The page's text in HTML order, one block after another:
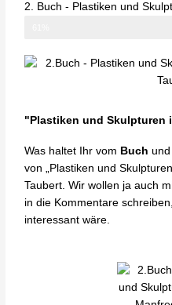
2. Buch - Plastiken und
"Plastiken und Skulpturen
Was haltet Ihr vom Buch
von „Plastiken und
Taubert. Wir wollen ja auch
in die Kommentare
interessant wäre.